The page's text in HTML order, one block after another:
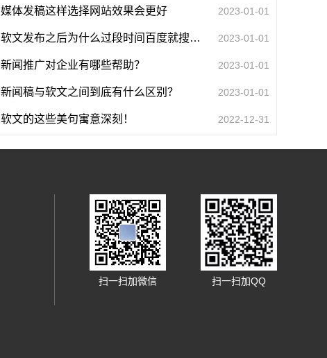
媒体发稿这样选择网站效果会更好 2023-01-01
软文发布之后为什么过段时间百度就搜不到了 2023-01-01
新闻推广对企业有哪些帮助？ 2023-01-01
新闻稿与软文之间到底有什么区别？ 2023-01-01
软文的这些美句寓意深刻！ 2022-12-31
扫一扫加微信 扫一扫加QQ